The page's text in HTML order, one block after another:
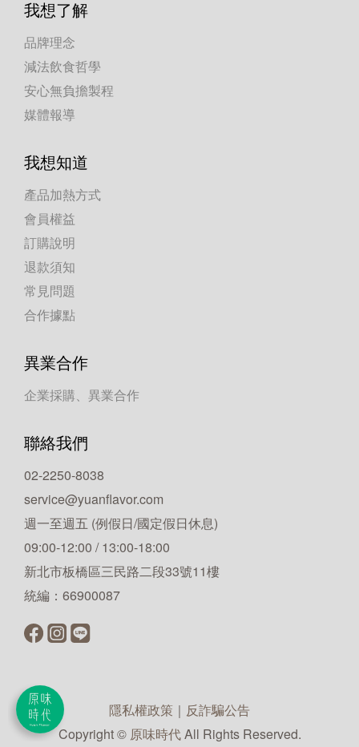
我想了解
品牌理念
減法飲食哲學
安心無負擔製程
媒體報導
我想知道
產品加熱方式
會員權益
訂購說明
退款須知
常見問題
合作據點
異業合作
企業採購、異業合作
聯絡我們
02-2250-8038
service@yuanflavor.com
週一至週五 (例假日/國定假日休息)
09:00-12:00 / 13:00-18:00
新北市板橋區三民路二段33號11樓
統編：66900087
隱私權政策 ｜ 反詐騙公告
Copyright © 原味時代All Rights Reserved.